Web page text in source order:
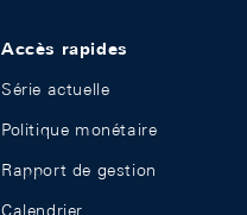
Accès rapides
Série actuelle
Politique monétaire
Rapport de gestion
Calendrier